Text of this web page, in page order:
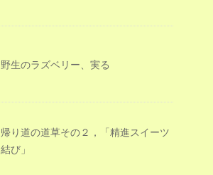
野生のラズベリー、実る
帰り道の道草その２，「精進スイーツ
結び」